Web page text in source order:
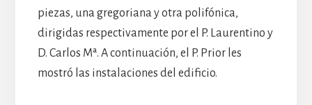
piezas, una gregoriana y otra polifónica,
dirigidas respectivamente por el P. Laurentino y
D. Carlos Mª. A continuación, el P. Prior les
mostró las instalaciones del edificio.